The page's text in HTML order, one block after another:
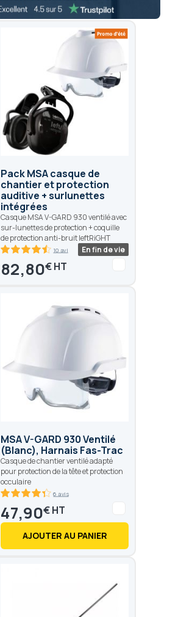
Pack MSA casque de
chantier et protection
auditive + surlunettes
intégrées
Casque MSA V-GARD 930 ventilé avec
sur-lunettes de protection + coquille
de protection anti-bruit leftRiGHT
10 avis En fin de vie
82,80€
MSA V-GARD 930 Ventilé
(Blanc), Harnais Fas-Trac
Casque de chantier ventilé adapté
pour protection de la tête et protection
occulaire
6 avis
47,90€
AJOUTER AU PANIER